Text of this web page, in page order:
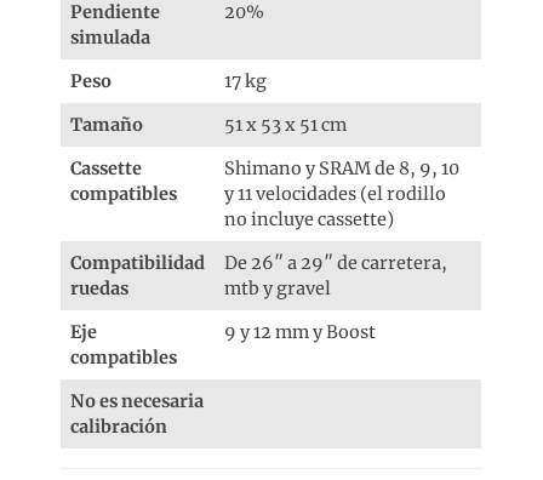
Pendiente
simulada
20%
Peso
17 kg
Tamaño
51 x 53 x 51 cm
Cassette
compatibles
Shimano y SRAM de 8, 9, 10
y 11 velocidades (el rodillo
no incluye cassette)
Compatibilidad
ruedas
De 26″ a 29″ de carretera,
mtb y gravel
Eje
compatibles
9 y 12 mm y Boost
No es necesaria
calibración